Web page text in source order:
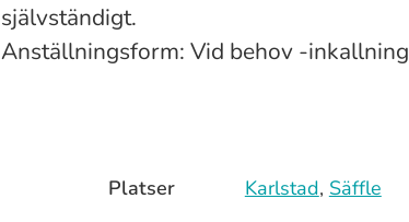
självständigt.
Anställningsform: Vid behov -inkallning
Platser Karlstad, Säffle